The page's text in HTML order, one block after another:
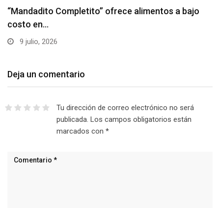
“Mandadito Completito” ofrece alimentos a bajo
costo en…
9 julio, 2026
Deja un comentario
Tu dirección de correo electrónico no será
publicada. Los campos obligatorios están
marcados con *